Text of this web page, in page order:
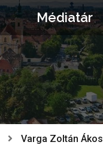
Médiatár
Varga Zoltán Ákos